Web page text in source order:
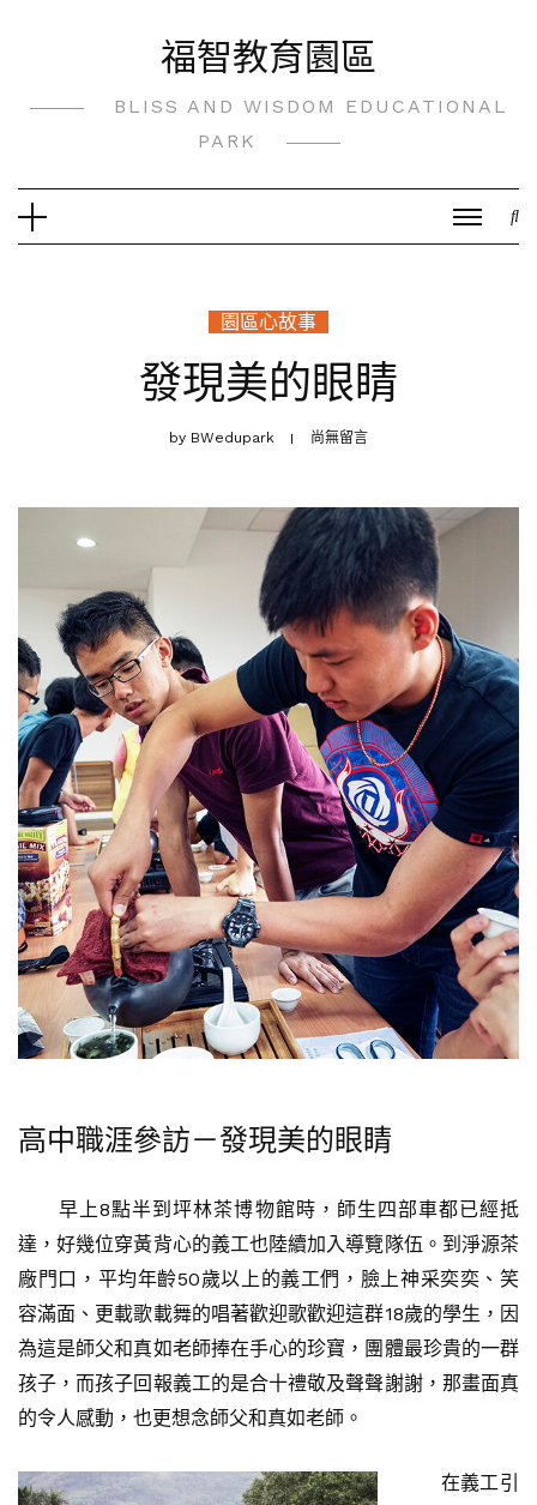
福智教育園區
BLISS AND WISDOM EDUCATIONAL
PARK
園區心故事
發現美的眼睛
by BWedupark 尚無留言
高中職涯參訪－發現美的眼睛
早上8點半到坪林茶博物館時，師生四部車都已經抵
達，好幾位穿黃背心的義工也陸續加入導覽隊伍。到淨源茶
廠門口，平均年齡50歲以上的義工們，臉上神采奕奕、笑
容滿面、更載歌載舞的唱著歡迎歌歡迎這群18歲的學生，因
為這是師父和真如老師捧在手心的珍寶，團體最珍貴的一群
孩子，而孩子回報義工的是合十禮敬及聲聲謝謝，那畫面真
的令人感動，也更想念師父和真如老師。
在義工引